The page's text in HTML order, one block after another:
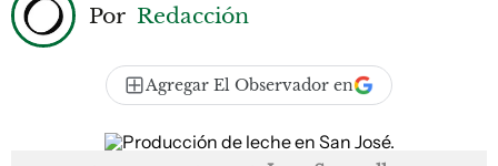
Por Redacción
Agregar El Observador en